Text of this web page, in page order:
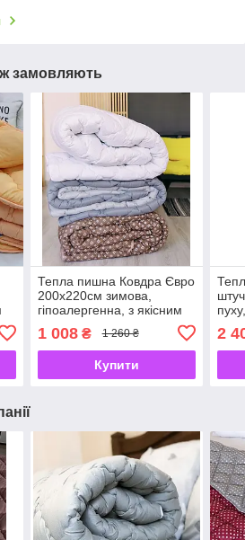
замовляють
Тепла пишна Ковдра Євро
200х220см зимова,
гіпоалергенна, з якісним
холлофайбер
1 008₴ 1 260 ₴
Купити
2